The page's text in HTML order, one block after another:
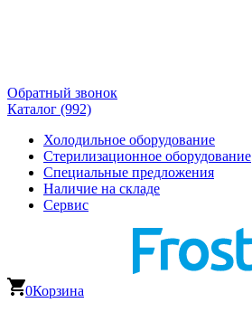
Обратный звонок
Каталог (992)
Холодильное оборудование
Стерилизационное оборудование
Специальные предложения
Наличие на складе
Сервис
0Корзина